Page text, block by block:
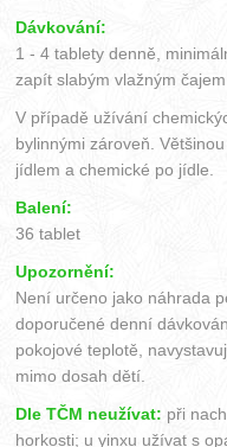
Dávkování:
1 - 4 tablety denně,
zapít slabým vlažným
V případě užívání
bylinnými zároveň.
jídlem a chemické po jídle.
Balení:
36 tablet
Upozornění:
Není určeno jako náhrada
doporučené denní
pokojové teplotě,
mimo dosah dětí.
Dle TČM neužívat: při
horkosti; u yinxu užívat s